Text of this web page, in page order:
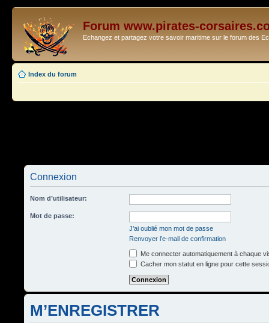
Forum www.pirates-
Echangez et partagez votre savoir maritime sur le forum des
Index du forum
Connexion
Nom d’utilisateur:
Mot de passe:
J’ai oublié mon mot de passe
Renvoyer l’e-mail de confirmation
Me connecter automatiquement à chaque
Cacher mon statut en ligne pour cette
M’ENREGISTRER